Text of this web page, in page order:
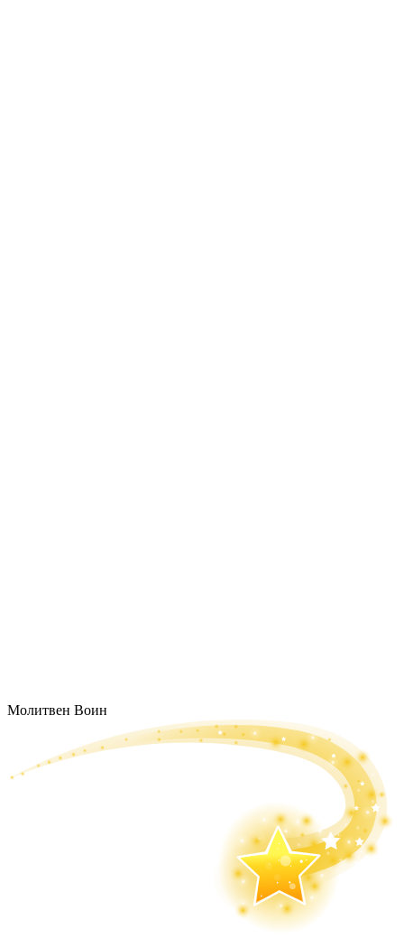
Молитвен Воин